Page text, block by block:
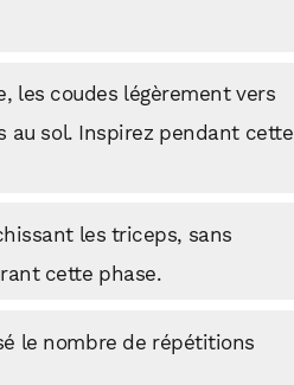
les coudes légèrement vers
au sol. Inspirez pendant cette
les triceps, sans
cette phase.
le nombre de répétitions